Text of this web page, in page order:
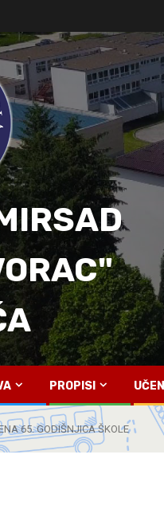
PROPISI
65. GODIŠNJICA ŠKOLE